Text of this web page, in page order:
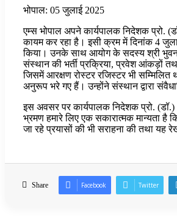
भोपाल: 05 जुलाई 2025
एम्स भोपाल अपने कार्यपालक निदेशक प्रो.
कायम कर रहा है। इसी क्रम में दिनांक 4
किया। उनके साथ आयोग के सदस्य श्री भुवन
संस्थान की भर्ती प्रक्रिया, प्रवेश आंकड़ों
जिसमें आरक्षण रोस्टर रजिस्टर भी सम्मिलित
अनुरूप भरे गए हैं। उन्होंने संस्थान द्वारा
इस अवसर पर कार्यपालक निदेशक प्रो.
भ्रमण हमारे लिए एक सकारात्मक मान्यता है
जा रहे प्रयासों की भी सराहना की तथा यह
Share Facebook Twitter